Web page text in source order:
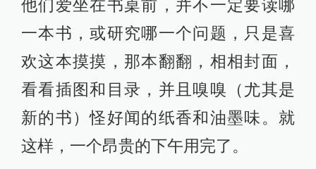
他们爱坐在书桌前，并不一定要读哪
一本书，或研究哪一个问题，只是喜
欢这本摸摸，那本翻翻，相相封面，
看看插图和目录，并且嗅嗅（尤其是
新的书）怪好闻的纸香和油墨味。就
这样，一个昂贵的下午用完了。